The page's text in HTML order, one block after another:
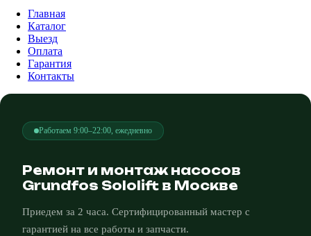
Главная
Каталог
Выезд
Оплата
Гарантия
Контакты
Работаем 9:00–22:00, ежедневно
Ремонт и монтаж насосов
Grundfos Sololift в Москве
Приедем за 2 часа. Сертифицированный мастер с
гарантией на все работы и запчасти.